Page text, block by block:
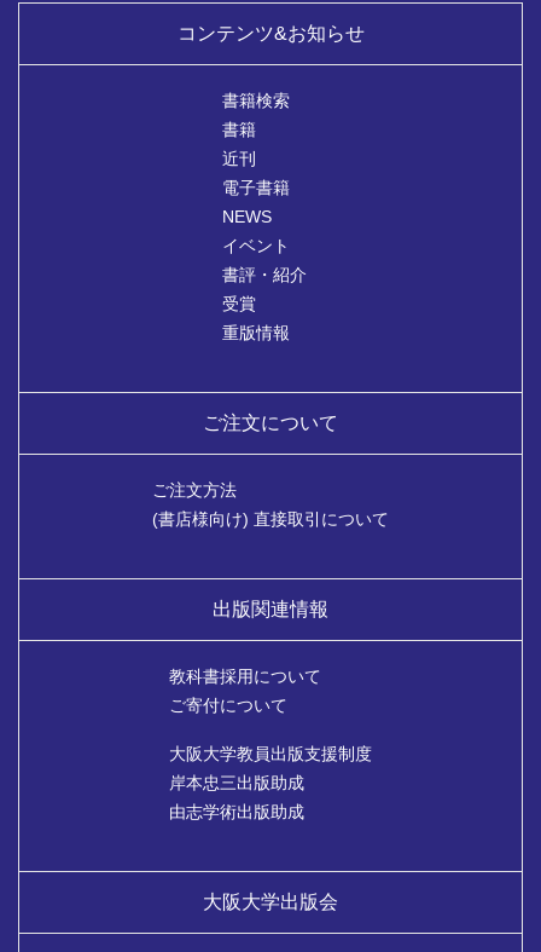
コンテンツ&お知らせ
書籍検索
書籍
近刊
電子書籍
NEWS
イベント
書評・紹介
受賞
重版情報
ご注文について
ご注文方法
(書店様向け) 直接取引について
出版関連情報
教科書採用について
ご寄付について
大阪大学教員出版支援制度
岸本忠三出版助成
由志学術出版助成
大阪大学出版会